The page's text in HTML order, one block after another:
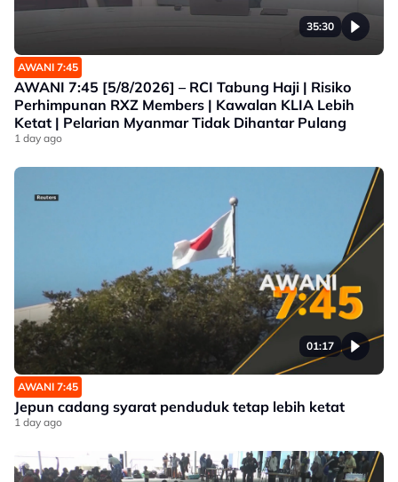
35:30
AWANI 7:45
AWANI 7:45 [5/8/2026] – RCI Tabung Haji | Risiko
Perhimpunan RXZ Members | Kawalan KLIA Lebih
Ketat | Pelarian Myanmar Tidak Dihantar Pulang
1 day ago
01:17
AWANI 7:45
Jepun cadang syarat penduduk tetap lebih ketat
1 day ago